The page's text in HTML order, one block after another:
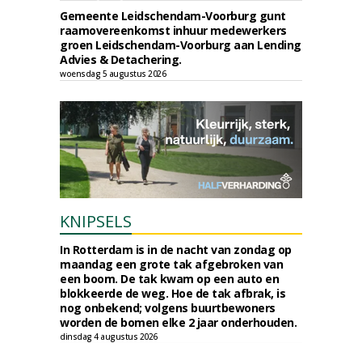
Gemeente Leidschendam-Voorburg gunt
raamovereenkomst inhuur medewerkers
groen Leidschendam-Voorburg aan Lending
Advies & Detachering.
woensdag 5 augustus 2026
KNIPSELS
In Rotterdam is in de nacht van zondag op
maandag een grote tak afgebroken van
een boom. De tak kwam op een auto en
blokkeerde de weg. Hoe de tak afbrak, is
nog onbekend; volgens buurtbewoners
worden de bomen elke 2 jaar onderhouden.
dinsdag 4 augustus 2026